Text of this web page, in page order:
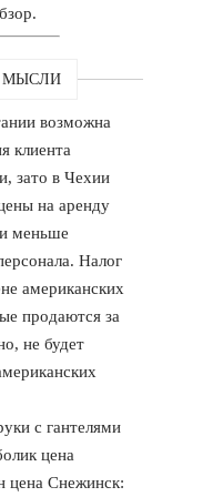
МЫСЛИ
возможна
клиента
зато в Чехии
на аренду
меньше
Налог
американских
продаются за
не будет
с гантелями
цена
цена Снежинск: